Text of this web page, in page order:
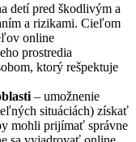
detí pred škodlivým a
a rizikami. Cieľom
online
prostredia
ktorý rešpektuje
– umožnenie
situáciách) získať
mohli prijímať správne